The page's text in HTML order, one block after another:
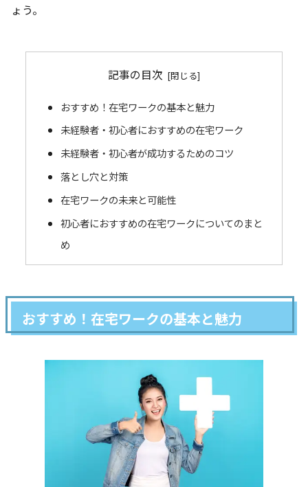
ょう。
記事の目次
おすすめ！在宅ワークの基本と魅力
未経験者・初心者におすすめの在宅ワーク
未経験者・初心者が成功するためのコツ
落とし穴と対策
在宅ワークの未来と可能性
初心者におすすめの在宅ワークについてのまと
め
おすすめ！在宅ワークの基本と魅力